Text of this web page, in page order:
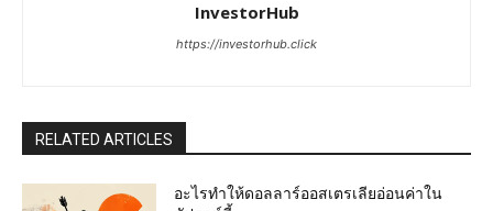
InvestorHub
https://investorhub.click
RELATED ARTICLES
อะไรทำให้ดอลลาร์ออสเตรเลียอ่อนค่าใน